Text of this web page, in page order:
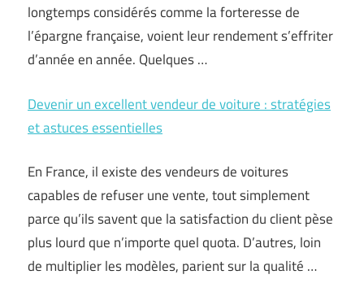
longtemps considérés comme la forteresse de
l’épargne française, voient leur rendement s’effriter
d’année en année. Quelques …
Devenir un excellent vendeur de voiture : stratégies
et astuces essentielles
En France, il existe des vendeurs de voitures
capables de refuser une vente, tout simplement
parce qu’ils savent que la satisfaction du client pèse
plus lourd que n’importe quel quota. D’autres, loin
de multiplier les modèles, parient sur la qualité …